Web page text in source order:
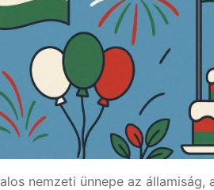
nemzeti ünnepe az